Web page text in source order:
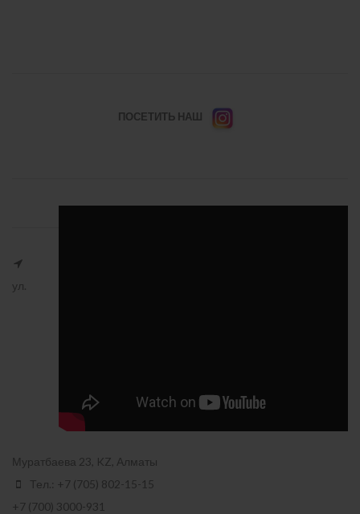
ПОСЕТИТЬ НАШ
ул.
Муратбаева 23, KZ, Алматы
Тел.: +7 (705) 802-15-15
+7 (700) 3000-931